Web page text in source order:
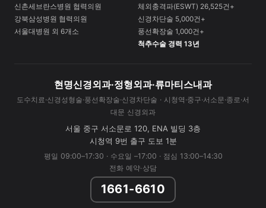
신촌세브란스병원 협력의원
강북삼성병원 협력의원
서울대병원 외 6개소
체외충격파(ESWT) 26,525건+
신경차단술 5,000건+
풍선확장술 1,000건+
척추수술 경력 13년
현명신경외과·정형외과·류마티스내과
도수치료·신경성형술·풍선확장술·신경차단술 · 시청역·중구·서소문·종로·서
대문 신경외과
서울 중구 서소문로 120, ENA 빌딩 3층
시청역 9번 출구 도보 1분
평일 09:00–17:30 · 수요일 –17:00 · 점심 13:00–14:30
전화 예약·상담
1661-6610